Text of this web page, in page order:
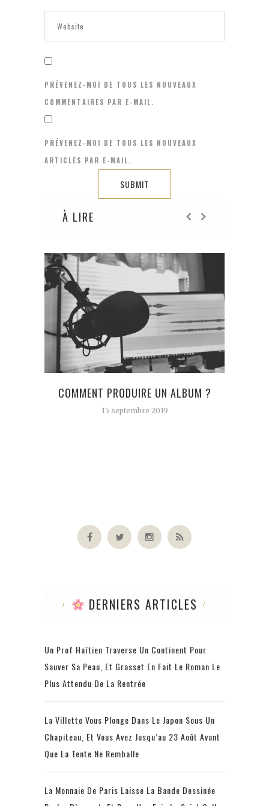
PRÉVENEZ-MOI DE TOUS LES NOUVEAUX
COMMENTAIRES PAR E-MAIL.
PRÉVENEZ-MOI DE TOUS LES NOUVEAUX
ARTICLES PAR E-MAIL.
À LIRE
COMMENT PRODUIRE UN ALBUM ?
15 septembre 2019
DERNIERS ARTICLES
Un Prof Haïtien Traverse Un Continent Pour
Sauver Sa Peau, Et Grasset En Fait Le Roman Le
Plus Attendu De La Rentrée
La Villette Vous Plonge Dans Le Japon Sous Un
Chapiteau, Et Vous Avez Jusqu’au 23 Août Avant
Que La Tente Ne Remballe
La Monnaie De Paris Laisse La Bande Dessinée